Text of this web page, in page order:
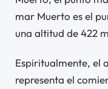
mar Muerto es el
una altitud de 422
Espiritualmente, el
representa el